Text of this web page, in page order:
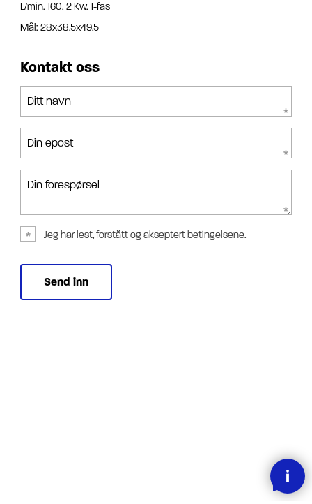
L/min. 160. 2 Kw. 1-fas
Mål: 28x38,5x49,5
Kontakt oss
Ditt navn
Din epost
Din forespørsel
Jeg har lest, forstått og akseptert betingelsene.